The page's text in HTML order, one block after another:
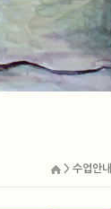
> 수업안내